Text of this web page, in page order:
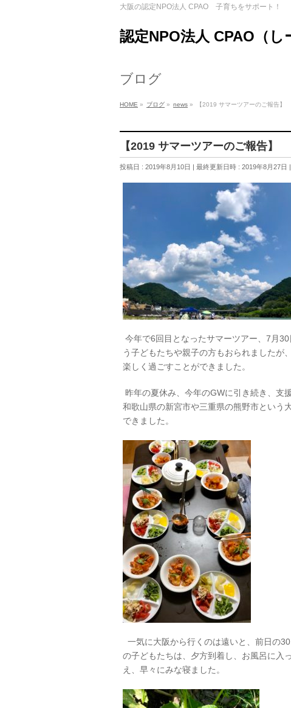
大阪の認定NPO法人 CPAO 子育ちをサポート！
認定NPO法人 CPAO（し
ブログ
HOME » ブログ » news » 【2019 サマーツアーのご報告】
【2019 サマーツアーのご報告】
投稿日 : 2019年8月10日 最終更新日時 : 2019年8月27日
今年で6回目となったサマーツアー、7月
う子どもたちや親子の方もおられましたが
楽しく過ごすことができました。
昨年の夏休み、今年のGWに引き続き、支
和歌山県の新宮市や三重県の熊野市という
できました。
一気に大阪から行くのは遠いと、前日の
の子どもたちは、夕方到着し、お風呂に入
え、早々にみな寝ました。